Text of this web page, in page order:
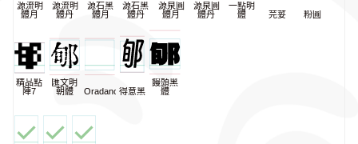
源流明
體月
源流明
體丹
源石黑
體月
源石黑
體丹
源泉圓
體月
源泉圓
體丹
一點明
體
芫荽 粉圓
精品點
陣7
匯文明
朝體
Oradano 得意黑
饅頭黑
體